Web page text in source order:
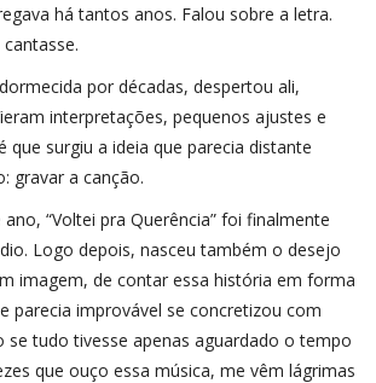
há tantos anos. Falou sobre a letra.
por décadas, despertou ali,
interpretações, pequenos ajustes e
que surgiu a ideia que parecia distante
gravar a canção.
“Voltei pra Querência” foi finalmente
Logo depois, nasceu também o desejo
imagem, de contar essa história em forma
parecia improvável se concretizou com
se tudo tivesse apenas aguardado o tempo
que ouço essa música, me vêm lágrimas